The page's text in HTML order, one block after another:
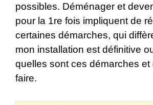
possibles. Déménager et
pour la 1re fois impliquent de
certaines démarches, qui
mon installation est définitive
quelles sont ces démarches et
faire.